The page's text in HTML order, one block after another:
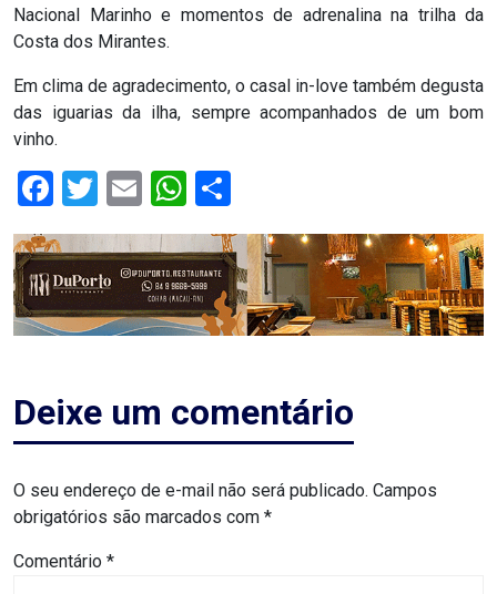
ASSEMBLEIA
ASSISTÊNCIA
Blog
BRASIL
CÂMARA
DE
GUAMARÉ
CÂMARA
DE
Nacional Marinho e momentos de adrenalina na trilha da
Costa dos Mirantes.
Em clima de agradecimento, o casal in-love também degusta
das iguarias da ilha, sempre acompanhados de um bom
vinho.
Facebook
Twitter
EmailWhatsApp
Deixe um comentário
O seu endereço de e-mail não será publicado. Campos
obrigatórios são marcados com *
Comentário *